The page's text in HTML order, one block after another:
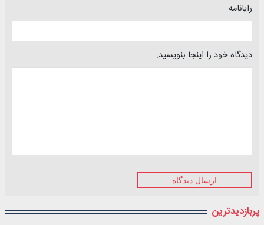
رایانامه
دیدگاه خود را اینجا بنویسید:
ارسال دیدگاه
پربازدیدترین